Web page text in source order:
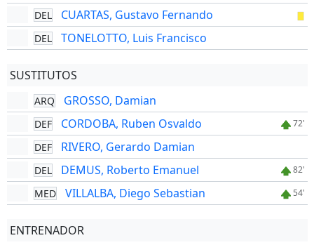
DEL CUARTAS, Gustavo Fernando
DEL TONELOTTO, Luis Francisco
SUSTITUTOS
ARQ GROSSO, Damian
DEF CORDOBA, Ruben Osvaldo 72'
DEF RIVERO, Gerardo Damian
DEL DEMUS, Roberto Emanuel 82'
MED VILLALBA, Diego Sebastian 54'
ENTRENADOR